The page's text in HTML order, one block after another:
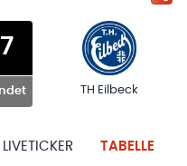
TH Eilbeck
LIVETICKER TABELLE